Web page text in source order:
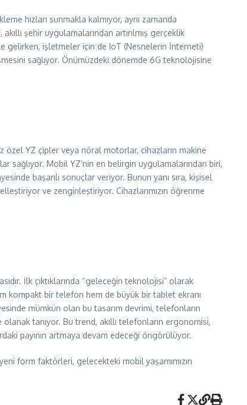
hızları sunmakla kalmıyor, aynı zamanda
şehir uygulamalarından artırılmış gerçeklik
gelirken, işletmeler için de IoT (Nesnelerin İnterneti)
sağlıyor. Önümüzdeki dönemde 6G teknolojisine
özel YZ çipler veya nöral motorlar, cihazların makine
sağlıyor. Mobil YZ’nin en belirgin uygulamalarından biri,
başarılı sonuçlar veriyor. Bunun yanı sıra, kişisel
ve zenginleştiriyor. Cihazlarımızın öğrenme
İlk çıktıklarında “geleceğin teknolojisi” olarak
kompakt bir telefon hem de büyük bir tablet ekranı
mümkün olan bu tasarım devrimi, telefonların
tanıyor. Bu trend, akıllı telefonların ergonomisi,
payının artmaya devam edeceği öngörülüyor.
form faktörleri, gelecekteki mobil yaşamımızın